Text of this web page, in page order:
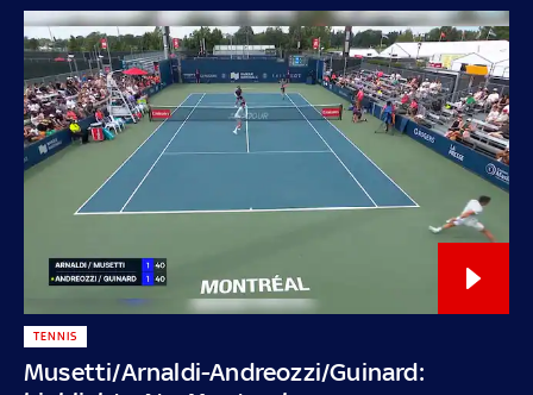
Musetti/Arnaldi-Andreozzi/Guinard:
TENNIS